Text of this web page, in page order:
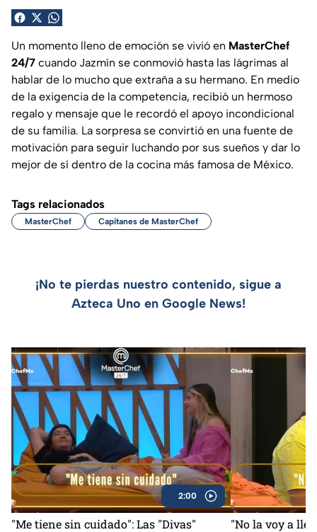
Un momento lleno de emoción se vivió en MasterChef
24/7 cuando Jazmín se conmovió hasta las lágrimas al
hablar de lo mucho que extraña a su hermano. En medio
de la exigencia de la competencia, recibió un hermoso
regalo y mensaje que le recordó el apoyo incondicional
de su familia. La sorpresa se convirtió en una fuente de
motivación para seguir luchando por sus sueños y dar lo
mejor de sí dentro de la cocina más famosa de México.
Tags relacionados
MasterChef Capitanes de MasterChef
¡No te pierdas nuestro contenido, sigue a
Azteca Uno en Google News!
2:00
"Me tiene sin cuidado": Las "Divas"
"No la voy a